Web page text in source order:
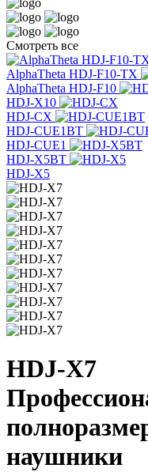
Смотреть все
AlphaTheta HDJ-F10-TX
AlphaTheta HDJ-F10
HDJ-X10
HDJ-CX
HDJ-CUE1BT
HDJ-CUE1
HDJ-X5BT
HDJ-X5
HDJ-X7
наушники